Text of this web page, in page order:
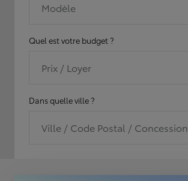
Modèle
Quel est votre budget ?
Prix / Loyer
Dans quelle ville ?
Ville / Code Postal / Concession